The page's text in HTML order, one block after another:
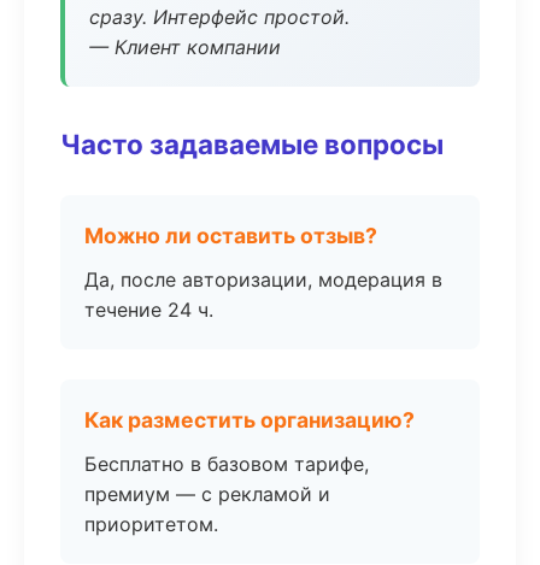
сразу. Интерфейс простой.
— Клиент компании
Часто задаваемые вопросы
Можно ли оставить отзыв?
Да, после авторизации, модерация в
течение 24 ч.
Как разместить организацию?
Бесплатно в базовом тарифе,
премиум — с рекламой и
приоритетом.